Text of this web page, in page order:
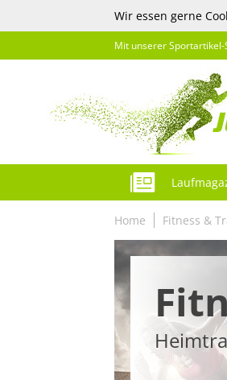
Wir essen gerne
Mit unserer
Home Fitness &